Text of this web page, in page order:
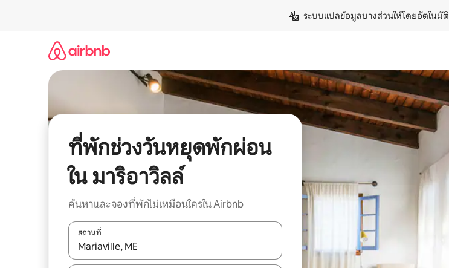
ระบบแปลข้อมูลบางส่วนให้โดยอัตโนมัติ
ที่พักช่วงวันหยุดพักผ่อน
ใน มาริอาวิลล์
ค้นหาและจองที่พักไม่เหมือนใครใน Airbnb
สถานที่
ใช้ลูกศรขึ้นลง หรือใช้การสัมผัสหรือปัด เพื่อสำรวจผลการค้นหา